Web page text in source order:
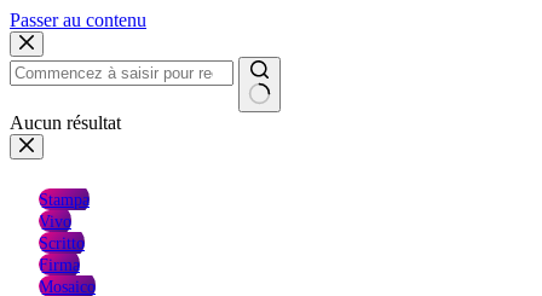
Passer au contenu
Aucun résultat
Stampa
Vivo
Scritto
Firma
Mosaico